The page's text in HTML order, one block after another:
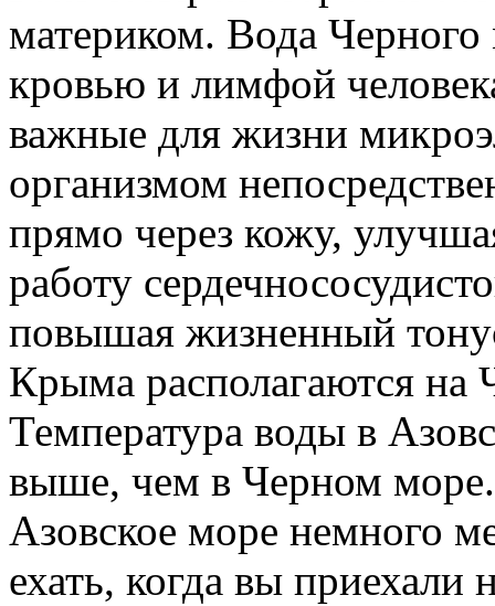
материком. Вода
кровью и лимфой
важные для жизни
организмом
прямо через кожу,
работу
повышая жизненный
Крыма располагаются
Температура воды в
выше, чем в Черном море.
Азовское море немного
ехать, когда вы приехали